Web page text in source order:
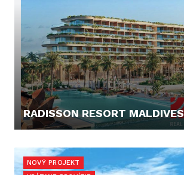
RADISSON RESORT MALDIVES
NOVÝ PROJEKT